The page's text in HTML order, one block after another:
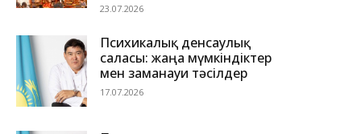
23.07.2026
Психикалық денсаулық
саласы: жаңа мүмкіндіктер
мен заманауи тәсілдер
17.07.2026